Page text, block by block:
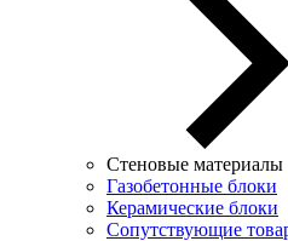
Стеновые материалы
Газобетонные блоки
Керамические блоки
Сопутствующие